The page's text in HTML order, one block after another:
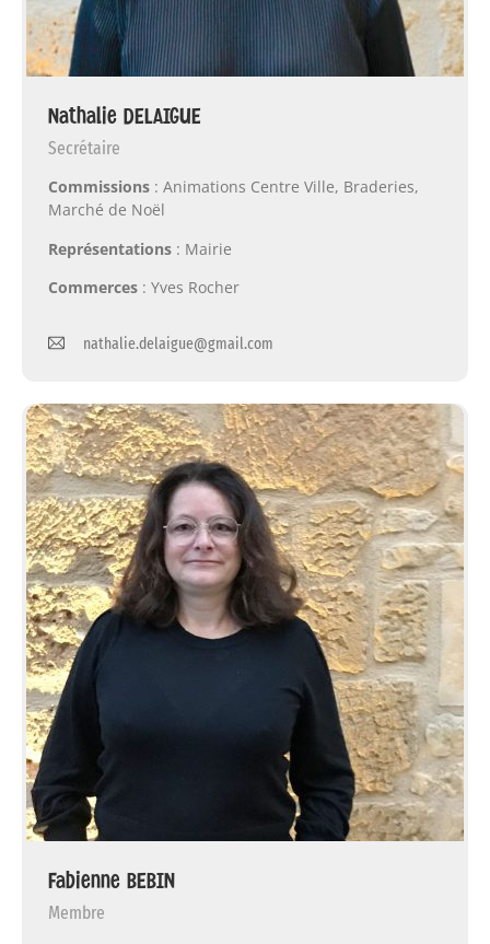
Nathalie DELAIGUE
Secrétaire
Commissions : Animations Centre Ville, Braderies,
Marché de Noël
Représentations : Mairie
Commerces : Yves Rocher
nathalie.delaigue@gmail.com
Fabienne BEBIN
Membre